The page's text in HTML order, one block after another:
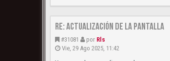
Re: Actualización de la pantalla
#31081 por Rls
Vie, 29 Ago 2025, 11:42